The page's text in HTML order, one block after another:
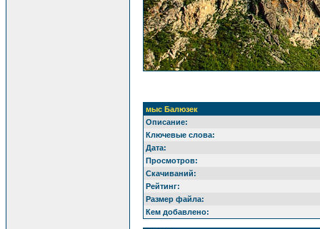
мыс Балюзек
Описание:
Ключевые слова:
Дата:
Просмотров:
Скачиваний:
Рейтинг:
Размер файла:
Кем добавлено: